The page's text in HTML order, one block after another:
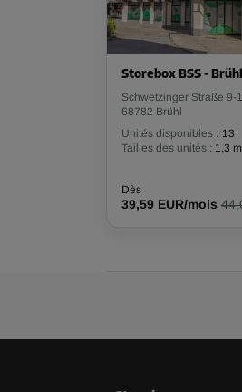
Long:1,5m Larg:
Compartiment 50
Surface: 3 m²
Long:1,9m Larg:
Storebox BSS - Brühl
Schwetzinger Straße 9-
68782 Brühl
Unités disponibles : 13
Tailles des unités : 1,3
Dès
39,59 EUR/mois